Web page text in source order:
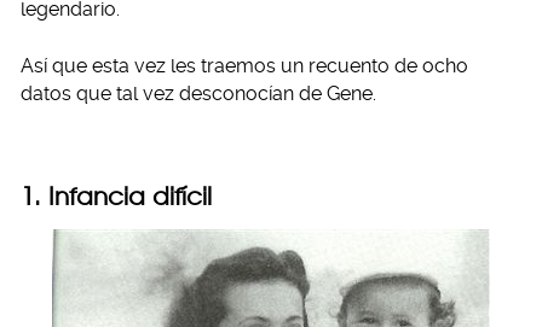
legendario.
Así que esta vez les traemos un recuento de ocho
datos que tal vez desconocían de Gene.
1. Infancia difícil